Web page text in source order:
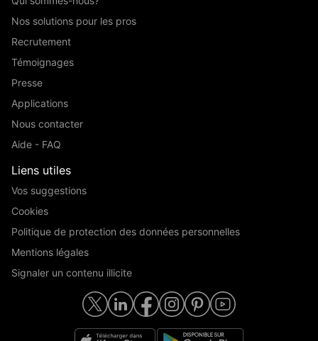
Nos solutions pour les pros
Recrutement
Témoignages
Presse
Applications
Nous contacter
Aide - FAQ
Liens utiles
Vos suggestions
Cookies
Politique de protection des données personnelles
Mentions légales
Signaler un contenu illicite